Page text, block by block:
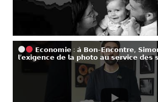
𝗘𝗰𝗼𝗻𝗼𝗺𝗶𝗲 : 𝗮̀ 𝗕𝗼𝗻-𝗘𝗻𝗰𝗼𝗻𝘁𝗿𝗲,
𝗹’𝗲𝘅𝗶𝗴𝗲𝗻𝗰𝗲 𝗱𝗲 𝗹𝗮 𝗽𝗵𝗼𝘁𝗼 𝗮𝘂 𝘀𝗲𝗿𝘃𝗶𝗰𝗲 𝗱𝗲𝘀